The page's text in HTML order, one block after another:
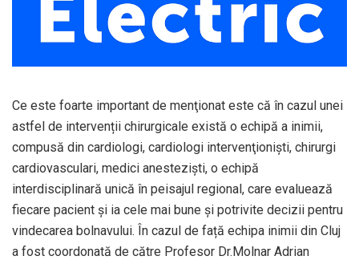
Ce este foarte important de menţionat este că în cazul unei
astfel de intervenții chirurgicale există o echipă a inimii,
compusă din cardiologi, cardiologi intervenţionişti, chirurgi
cardiovasculari, medici anestezişti, o echipă
interdisciplinară unică în peisajul regional, care evaluează
fiecare pacient şi ia cele mai bune şi potrivite decizii pentru
vindecarea bolnavului. În cazul de față echipa inimii din Cluj
a fost coordonată de către Profesor Dr.Molnar Adrian